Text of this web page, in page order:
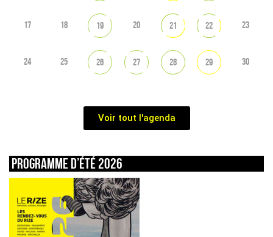
17 18 19 20 21 22 23
24 25 26 27 28 29 30
Voir tout l'agenda
Programme d’été 2026